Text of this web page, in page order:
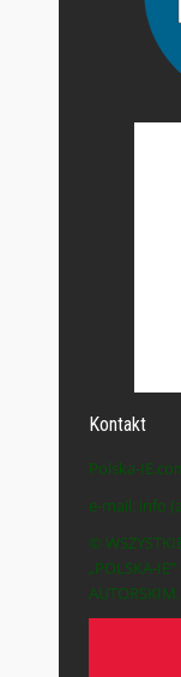
Kontakt
Polska-
e-mail: info
©
„POLSKA-
AUTORSKIM.